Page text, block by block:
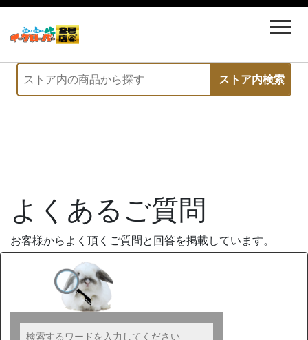
よくあるご質問
お客様からよく頂くご質問と回答を掲載しています。